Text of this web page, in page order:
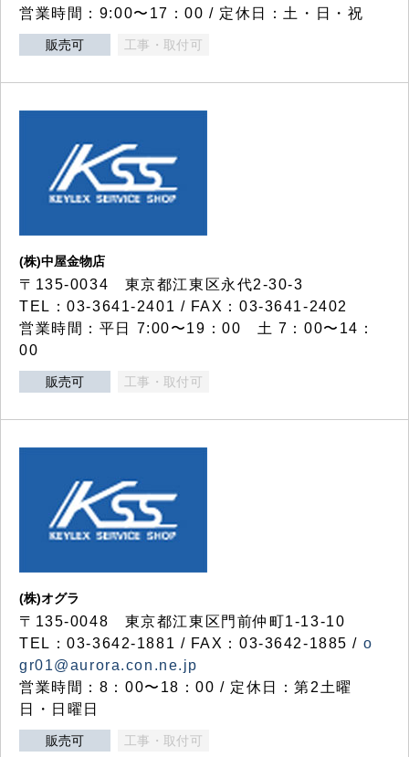
営業時間：9:00〜17：00 / 定休日：土・日・祝
販売可 工事・取付可
(株)中屋金物店
〒135-0034 東京都江東区永代2-30-3
TEL：03-3641-2401 / FAX：03-3641-2402
営業時間：平日 7:00〜19：00 土 7：00〜14：
00
販売可 工事・取付可
(株)オグラ
〒135-0048 東京都江東区門前仲町1-13-10
TEL：03-3642-1881 / FAX：03-3642-1885 / o
gr01@aurora.con.ne.jp
営業時間：8：00〜18：00 / 定休日：第2土曜
日・日曜日
販売可 工事・取付可